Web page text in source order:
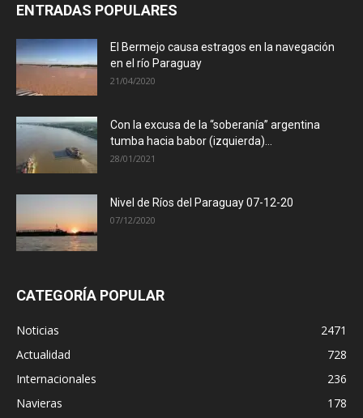
ENTRADAS POPULARES
El Bermejo causa estragos en la navegación
en el río Paraguay
21/04/2020
Con la excusa de la “soberanía” argentina
tumba hacia babor (izquierda)...
28/01/2021
Nivel de Ríos del Paraguay 07-12-20
07/12/2020
CATEGORÍA POPULAR
Noticias
2471
Actualidad
728
Internacionales
236
Navieras
178